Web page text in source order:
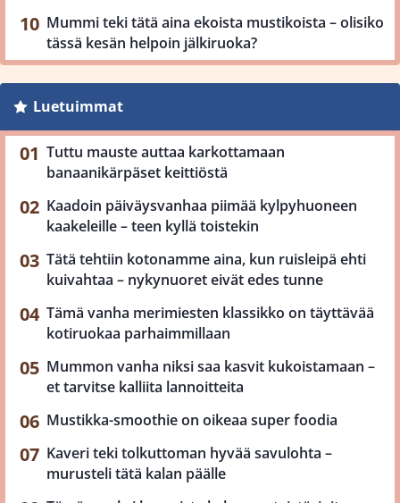
Mummi teki tätä aina ekoista mustikoista – olisiko
tässä kesän helpoin jälkiruoka?
Luetuimmat
Tuttu mauste auttaa karkottamaan
banaanikärpäset keittiöstä
Kaadoin päiväysvanhaa piimää kylpyhuoneen
kaakeleille – teen kyllä toistekin
Tätä tehtiin kotonamme aina, kun ruisleipä ehti
kuivahtaa – nykynuoret eivät edes tunne
Tämä vanha merimiesten klassikko on täyttävää
kotiruokaa parhaimmillaan
Mummon vanha niksi saa kasvit kukoistamaan –
et tarvitse kalliita lannoitteita
Mustikka-smoothie on oikeaa super foodia
Kaveri teki tolkuttoman hyvää savulohta –
murusteli tätä kalan päälle